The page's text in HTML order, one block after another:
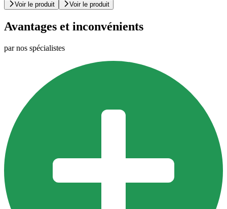
Voir le produit
Voir le produit
Avantages et inconvénients
par nos spécialistes